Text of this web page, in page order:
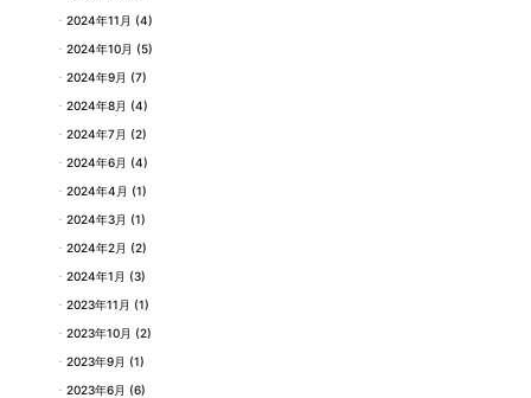
2024年11月 (4)
2024年10月 (5)
2024年9月 (7)
2024年8月 (4)
2024年7月 (2)
2024年6月 (4)
2024年4月 (1)
2024年3月 (1)
2024年2月 (2)
2024年1月 (3)
2023年11月 (1)
2023年10月 (2)
2023年9月 (1)
2023年6月 (6)